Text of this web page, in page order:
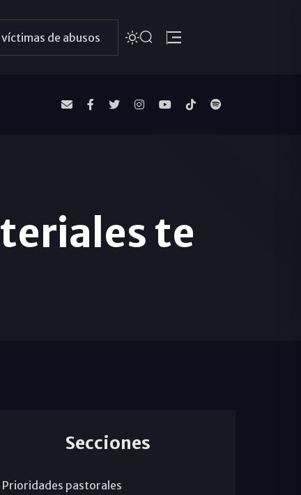
de abusos
te
Secciones
Prioridades pastorales